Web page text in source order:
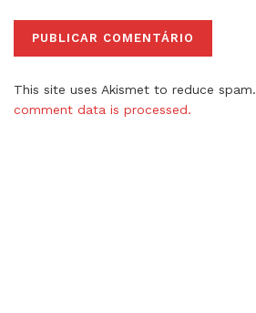
This site uses Akismet to reduce spam.
comment data is processed.